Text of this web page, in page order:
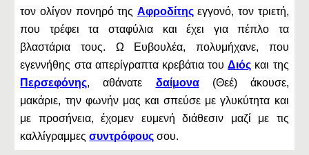
τον ολίγον πονηρό της Αφροδίτηςεγγονό, τον τριετή,
που τρέφει τα σταφύλια και έχει για πέπλο τα
βλαστάρια τους. Ω Ευβουλέα, πολυμήχανε, που
εγεννήθης στα απερίγραπτα κρεβάτια τουΔιός και της
Περσεφόνης, αθάνατε δαίμονα(Θεέ) άκουσε,
μακάριε, την φωνήν μας και σπεύσε με γλυκύτητα και
με προσήνεια, έχομεν ευμενή διάθεσιν μαζί με τις
καλλίγραμμεςσυντρόφους σου.